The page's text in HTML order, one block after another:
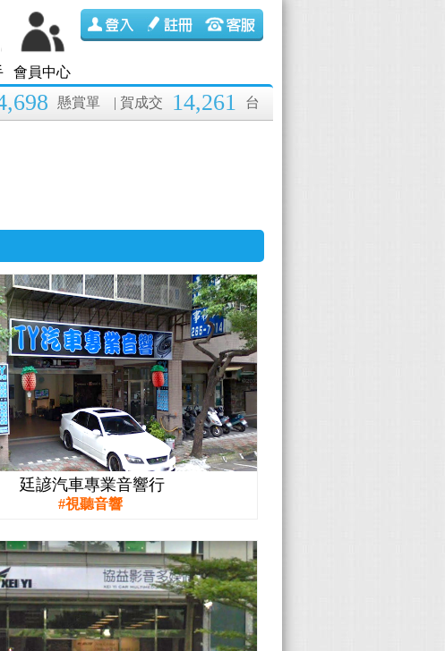
會員中心
| 賀成交 14,261 台
懸賞單
廷諺汽車專業音響行
視聽音響